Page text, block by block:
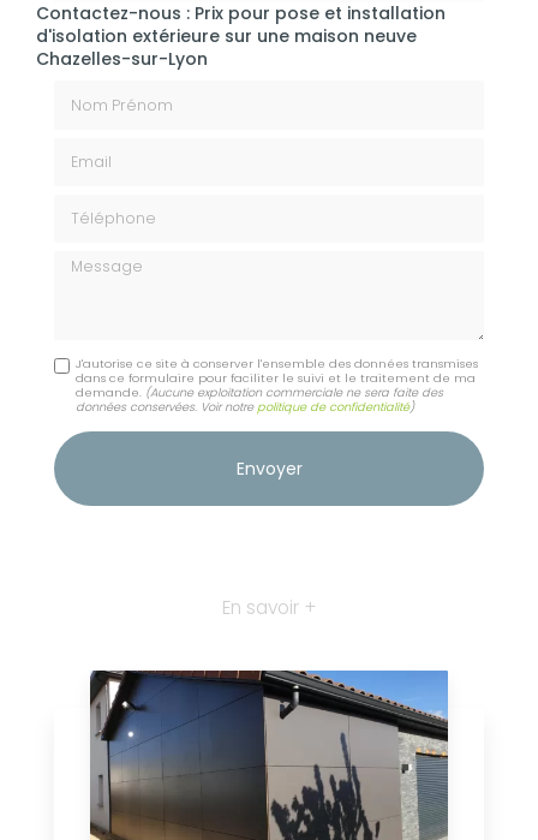
Contactez-nous : Prix pour pose et installation
d'isolation extérieure sur une maison neuve
Chazelles-sur-Lyon
Message
J'autorise ce site à conserver l'ensemble des données transmises
dans ce formulaire pour faciliter le suivi et le traitement de ma
demande. (Aucune exploitation commerciale ne sera faite des
données conservées. Voir notrepolitique de confidentialité)
En savoir +